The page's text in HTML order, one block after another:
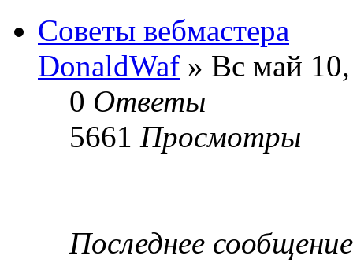
Советы вебмастера
DonaldWaf » Вс май
0 Ответы
5661 Просмотры
Последнее